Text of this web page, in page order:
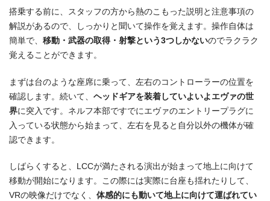
搭乗する前に、スタッフの方から熱のこもった説明と注意事項の
解説があるので、しっかりと聞いて操作を覚えます。操作自体は
簡単で、 移動・武器の取得・射撃という3つしかないのでラクラク
覚えることができます。
まずは台のような座席に乗って、左右のコントローラーの位置を
確認します。続いて、 ヘッドギアを装着していよいよエヴァの世
界に突入です。ネルフ本部ですでにエヴァのエントリープラグに
入っている状態から始まって、左右を見ると自分以外の機体が確
認できます。
しばらくすると、LCCが満たされる演出が始まって地上に向けて
移動が開始になります。この際には実際に台座も揺れたりして、
VRの映像だけでなく、 体感的にも動いて地上に向けて運ばれてい